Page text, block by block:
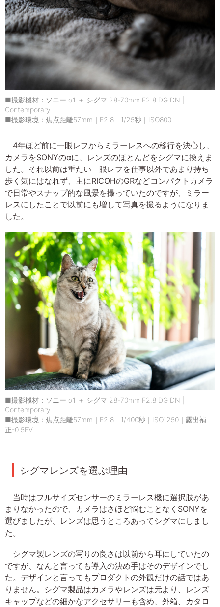
■撮影機材：ソニー α1 ＋ シグマ 28-70mm F2.8 DG DN |
Contemporary
■撮影環境：焦点距離57mm｜F2.8 1/25秒｜ISO800
4年ほど前に一眼レフからミラーレスへの移行を決心し、
カメラをSONYのαに、レンズのほとんどをシグマに換えま
した。それ以前は重たい一眼レフを仕事以外であまり持ち
歩く気にはなれず、主にRICOHのGRなどコンパクトカメラ
で日常やスナップ的な風景を撮っていたのですが、ミラー
レスにしたことで以前にも増して写真を撮るようになりま
した。
■撮影機材：ソニー α1 ＋ シグマ 28-70mm F2.8 DG DN |
Contemporary
■撮影環境：焦点距離57mm｜F2.8 1/400秒｜ISO1250｜露出補
正-0.5EV
シグマレンズを選ぶ理由
当時はフルサイズセンサーのミラーレス機に選択肢があ
まりなかったので、カメラはさほど悩むことなくSONYを
選びましたが、レンズは思うところあってシグマにしまし
た。
シグマ製レンズの写りの良さは以前から耳にしていたの
ですが、なんと言っても導入の決め手はそのデザインでし
た。デザインと言ってもプロダクトの外観だけの話ではあ
りません。シグマ製品はカメラやレンズは元より、レンズ
キャップなどの細かなアクセサリーも含め、外箱、カタロ